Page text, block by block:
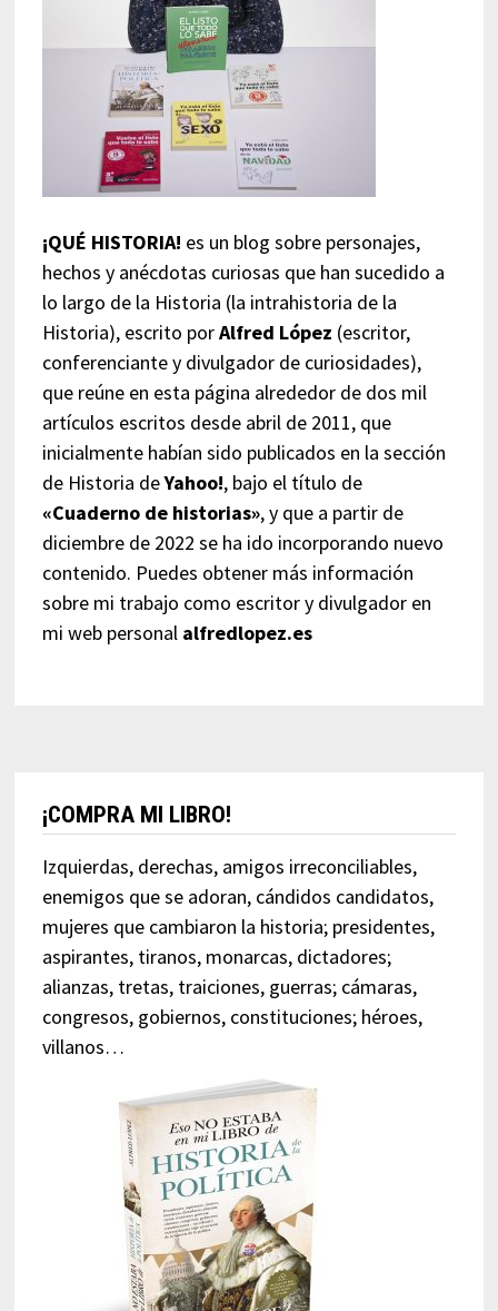
¡QUÉ HISTORIA! es un blog sobre personajes,
hechos y anécdotas curiosas que han sucedido a
lo largo de la Historia (la intrahistoria de la
Historia), escrito porAlfred López (escritor,
conferenciante y divulgador de curiosidades),
que reúne en esta página alrededor de dos mil
artículos escritos desde abril de 2011, que
inicialmente habían sido publicados en la sección
de Historia deYahoo!, bajo el título de
«Cuaderno de historias», y que a partir de
diciembre de 2022 se ha ido incorporando nuevo
contenido. Puedes obtener más información
sobre mi trabajo como escritor y divulgador en
mi web personal alfredlopez.es
¡COMPRA MI LIBRO!
Izquierdas, derechas, amigos irreconciliables,
enemigos que se adoran, cándidos candidatos,
mujeres que cambiaron la historia; presidentes,
aspirantes, tiranos, monarcas, dictadores;
alianzas, tretas, traiciones, guerras; cámaras,
congresos, gobiernos, constituciones; héroes,
villanos…